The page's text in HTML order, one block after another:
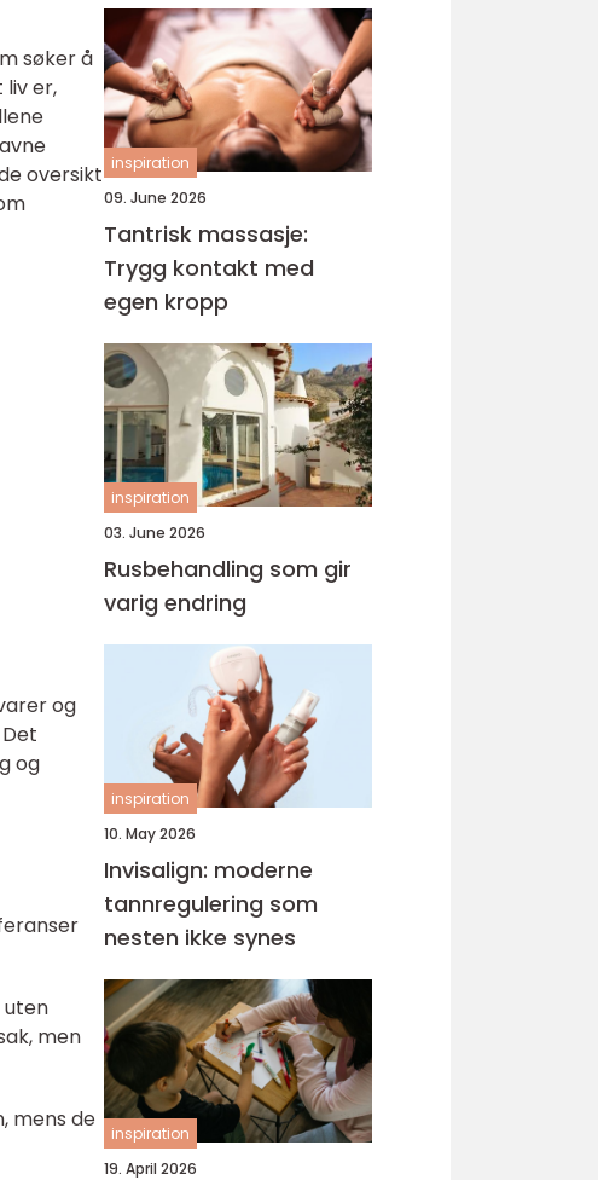
søker å
er,
oversikt
og
og
men
mens de
inspiration
09. June 2026
Tantrisk massasje:
Trygg kontakt med
egen kropp
inspiration
03. June 2026
Rusbehandling som gir
varig endring
inspiration
10. May 2026
Invisalign: moderne
tannregulering som
nesten ikke synes
inspiration
19. April 2026